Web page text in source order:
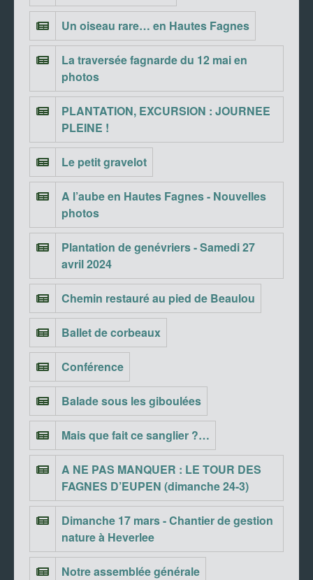
Un oiseau rare… en Hautes Fagnes
La traversée fagnarde du 12 mai en
photos
PLANTATION, EXCURSION : JOURNEE
PLEINE !
Le petit gravelot
A l’aube en Hautes Fagnes - Nouvelles
photos
Plantation de genévriers - Samedi 27
avril 2024
Chemin restauré au pied de Beaulou
Ballet de corbeaux
Conférence
Balade sous les giboulées
Mais que fait ce sanglier ?…
A NE PAS MANQUER : LE TOUR DES
FAGNES D’EUPEN (dimanche 24-3)
Dimanche 17 mars - Chantier de gestion
nature à Heverlee
Notre assemblée générale